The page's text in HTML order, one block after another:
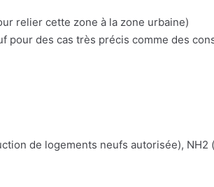
relier cette zone à la zone urbaine)
des cas très précis comme des
de logements neufs autorisée),